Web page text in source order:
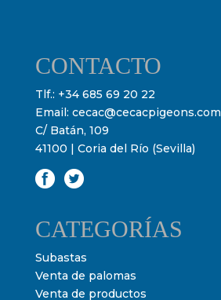
CONTACTO
Tlf.: +34 685 69 20 22
Email: cecac@cecacpigeons.com
C/ Batán, 109
41100 | Coria del Río (Sevilla)
CATEGORÍAS
Subastas
Venta de palomas
Venta de productos